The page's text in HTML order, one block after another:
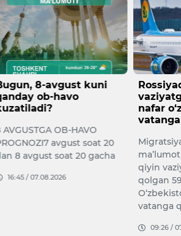
Rossiyada qiyin
vaziyatga tushgan 597
nafar o‘zbekistonlik
Migratsiya agentligi
ma’lumotiga ko‘ra, Rossiyada
qolgan 597 nafar
yillarda